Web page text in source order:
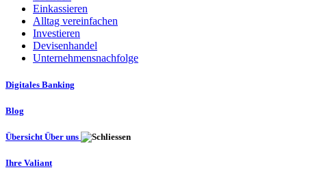
Einkassieren
Alltag vereinfachen
Investieren
Devisenhandel
Unternehmensnachfolge
Digitales Banking
Blog
Übersicht Über uns
Ihre Valiant